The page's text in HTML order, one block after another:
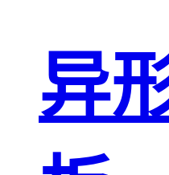
异